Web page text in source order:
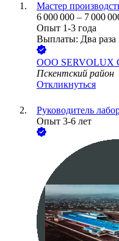
Мастер
6 000 000 – 7 000
Опыт 1-3 года
Выплаты: Два раза
ООО SERVOLUX
Пскентский район
Откликнуться
Руководитель
Опыт 3-6 лет